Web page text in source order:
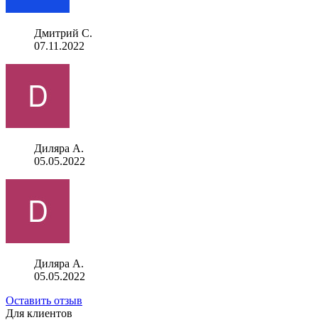
Дмитрий С.
07.11.2022
Диляра А.
05.05.2022
Диляра А.
05.05.2022
Оставить отзыв
Для клиентов